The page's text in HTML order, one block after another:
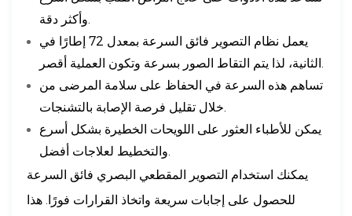
يعمل نظام التصوير فائق السرعة بمعدل 72 إطارًا في
تساهم هذه السرعة في الحفاظ على سلامة المرضى من
يمكن للأطباء العثور على اللويحات الخطيرة بشكل أسرع
يمكنك استخدام التصوير المقطعي البصري فائق السرعة
للحصول على إجابات سريعة واتخاذ القرارات فورًا. هذا